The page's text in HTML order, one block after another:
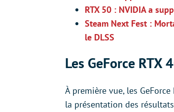
RTX 50 : NVIDIA a
Steam Next Fest :
le DLSS
Les GeForce RTX
À première vue, les
la présentation des